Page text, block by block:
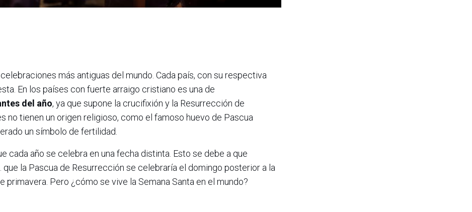
más antiguas del mundo. Cada país, con su respectiva
En los países con fuerte arraigo cristiano es una de
del año, ya que supone la crucifixión y la Resurrección de
no tienen un origen religioso, como el famoso huevo de Pascua
un símbolo de fertilidad.
cada año se celebra en una fecha distinta. Esto se debe a que
que la Pascua de Resurrección se celebraría el domingo posterior a la
primavera. Pero ¿cómo se vive la Semana Santa en el mundo?